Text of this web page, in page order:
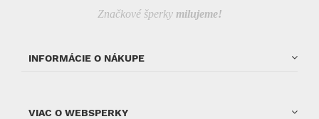
Značkové šperky milujeme!
INFORMÁCIE O NÁKUPE
VIAC O WEBSPERKY